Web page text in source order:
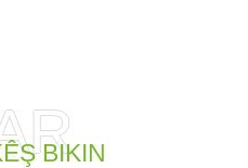
BIKIN